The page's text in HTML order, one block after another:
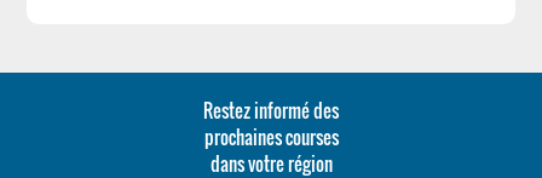
Restez informé des
prochaines courses
dans votre région